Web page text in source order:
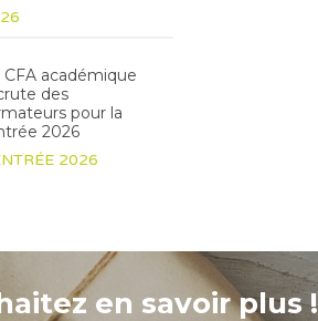
CFA académique
des
pour la
2026
2026
en savoir plus !